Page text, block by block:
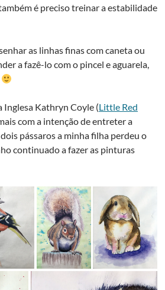
é preciso treinar a estabilidade
as linhas finas com caneta ou
a fazê-lo com o pincel e aguarela,
Kathryn Coyle (Little Red
com a intenção de entreter a
pássaros a minha filha perdeu o
continuado a fazer as pinturas